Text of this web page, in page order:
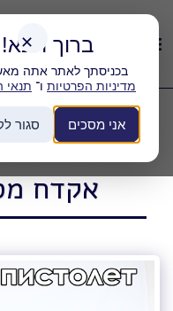
✕
ברוך הבא!
בכניסתך לאתר אתה
מדיניות הפרטיות ו־ תנאי
אני מסכים סגור
הסבר
אקדח